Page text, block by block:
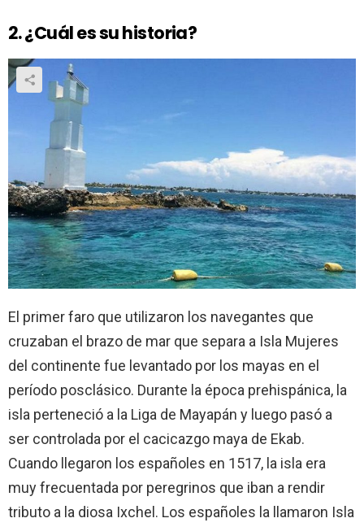
2. ¿Cuál es su historia?
El primer faro que utilizaron los navegantes que
cruzaban el brazo de mar que separa a Isla Mujeres
del continente fue levantado por los mayas en el
período posclásico. Durante la época prehispánica, la
isla perteneció a la Liga de Mayapán y luego pasó a
ser controlada por el cacicazgo maya de Ekab.
Cuando llegaron los españoles en 1517, la isla era
muy frecuentada por peregrinos que iban a rendir
tributo a la diosa Ixchel. Los españoles la llamaron Isla